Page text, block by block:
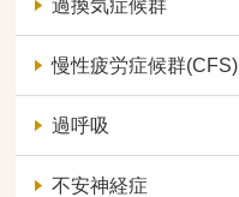
過換気症候群
慢性疲労症候群(CFS)
過呼吸
不安神経症